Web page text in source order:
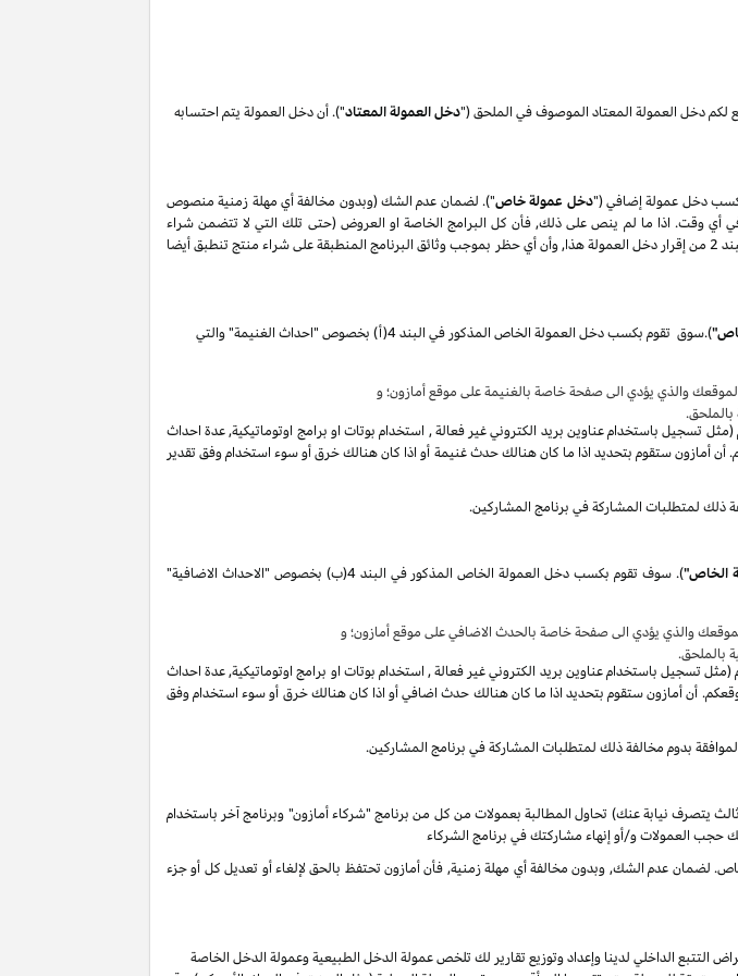
لكم دخل العمولة المعتاد الموصوف في الملحق ("دخل العمولة المعتاد"). أن دخل العمولة يتم احتسابه
دخل عمولة إضافي ("دخل عمولة خاص"). لضمان عدم الشك (وبدون مخالفة أي مهلة زمنية منصوص
أي وقت. اذا ما لم ينص على ذلك, فأن كل البرامج الخاصة او العروض (حتى تلك التي لا تتضمن شراء
المنتجات) كلها عرضة الى الاقصاءات الغير مؤهلة والتي تكون مشابهة الى تلك الاقصاءات المذكورة في البند 2 من إقرار دخل العمولة هذا, وأن أي حظر بموجب وثائق البرنامج المنطبقة على شراء منتج تنطبق أيضا
)
.سوق
تقوم بكسب دخل العمولة الخاص المذكور في البند 4(أ) بخصوص "احداث الغنيمة" والتي
والذي يؤدي الى صفحة خاصة بالغنيمة على موقع أمازون؛ و
باستخدام عناوين بريد الكتروني غير فعالة , استخدام بوتات او برامج اوتوماتيكية, عدة احداث
ستقوم بتحديد اذا ما كان هنالك حدث غنيمة أو اذا كان هنالك خرق أو سوء استخدام وفق تقدير
ذلك لمتطلبات المشاركة في برنامج المشاركين.
الخاص")
.سوف
تقوم بكسب دخل العمولة الخاص المذكور في البند 4(ب) بخصوص "الاحداث الاضافية"
والذي يؤدي الى صفحة خاصة بالحدث الاضافي على موقع أمازون؛ و
بالملحق.
باستخدام عناوين بريد الكتروني غير فعالة , استخدام بوتات او برامج اوتوماتيكية, عدة احداث
أن أمازون ستقوم بتحديد اذا ما كان هنالك حدث اضافي أو اذا كان هنالك خرق أو سوء استخدام وفق
بدوم مخالفة ذلك لمتطلبات المشاركة في برنامج المشاركين.
يتصرف نيابة عنك) تحاول المطالبة بعمولات من كل من برنامج "شركاء أمازون" وبرنامج آخر باستخدام
حجب العمولات و/أو إنهاء مشاركتك في برنامج الشركاء
عدم الشك, وبدون مخالفة أي مهلة زمنية, فأن أمازون تحتفظ بالحق لإلغاء أو تعديل كل أو جزء
التتبع الداخلي لدينا وإعداد وتوزيع تقارير لك تلخص عمولة الدخل الطبيعية وعمولة الدخل الخاصة